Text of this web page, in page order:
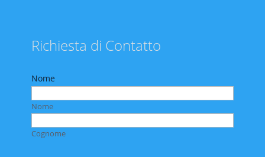
Richiesta di Contatto
Nome
Nome
Cognome